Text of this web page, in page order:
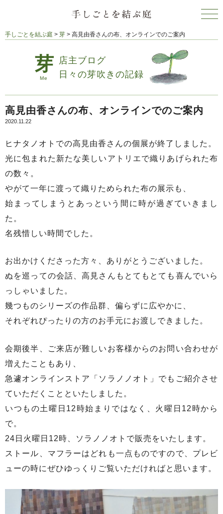
手しごとを結ぶ庭 > 芽 > 高見由香さんの布、オンラインでのご案内
店主ブログ
日々の芽吹きの記録
高見由香さんの布、オンラインでのご案内
2020.11.22
ヒナタノオトでの高見由香さんの個展が終了しました。
光に包まれた新たな美しいアトリエで織りあげられた布
の数々。
やがて一年に渡って織りためられた布の展示も、
始まってしまうとあっという間に時が過ぎていきまし
た。
名残惜しい時間でした。
お出かけくださった方々、ありがとうございました。
ぬを巡っての会話、高見さんもとてもとても喜んでいら
っしゃいました。
幾つものシリーズの作品群、偏らずに広やかに、
それぞれぴったりの方のお手元にお渡しできました。
会期後半、ご来店が難しいお客様からのお問い合わせが
増えたこともあり、
急遽オンラインストア「ソラノノオト」でもご紹介させ
ていただくことといたしました。
いつもの土曜日12時始まりではなく、火曜日12時から
で。
24日火曜日12時、ソラノノオトで販売をいたします。
ストール、マフラーはどれも一点ものですので、プレビ
ューの時にぜひゆっくりご覧いただければと思います。